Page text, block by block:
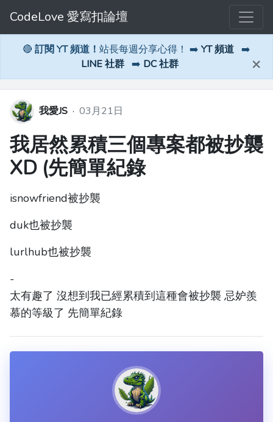
CodeLove 愛寫扣論壇
🔴 訂閱 YT 頻道！ 站長每週分享心得！ ➡️ YT 頻道 ➡️
LINE 社群 ➡️ DC 社群 ×
我愛JS · 03月21日
我居然累積三個專案都被抄襲
XD (先簡單紀錄
isnowfriend被抄襲
duk也被抄襲
lurlhub也被抄襲
-
太有趣了 沒想到我已經累積到這種會被抄襲 忌妒羨
慕的等級了 先簡單紀錄